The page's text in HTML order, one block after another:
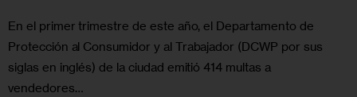
En el primer trimestre de este año, el Departamento de
Protección al Consumidor y al Trabajador (DCWP por sus
siglas en inglés) de la ciudad emitió 414 multas a
vendedores…